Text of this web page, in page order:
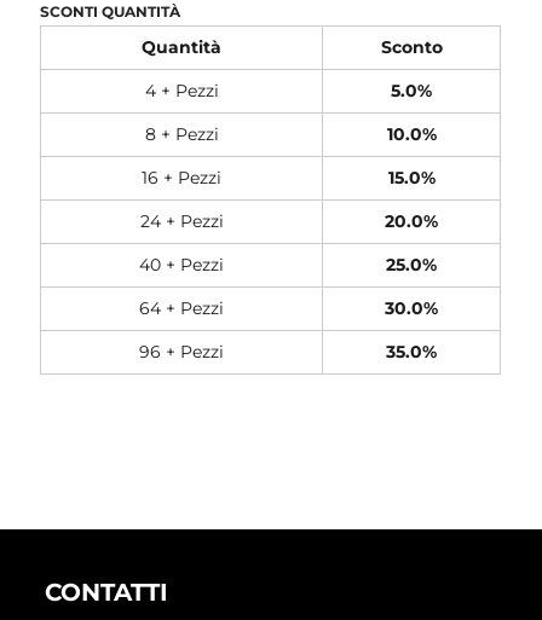
SCONTI QUANTITÀ
Quantità
Sconto
4 + Pezzi
5.0%
8 + Pezzi
10.0%
16 + Pezzi
15.0%
24 + Pezzi
20.0%
40 + Pezzi
25.0%
64 + Pezzi
30.0%
96 + Pezzi
35.0%
CONTATTI